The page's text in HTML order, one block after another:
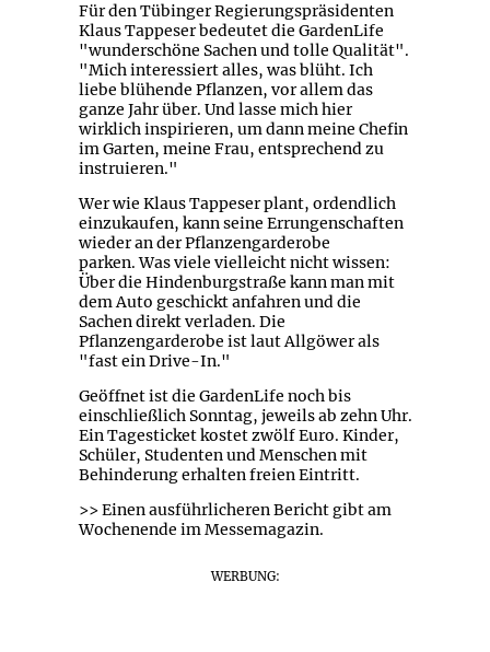
Für den Tübinger Regierungspräsidenten
Klaus Tappeser bedeutet die GardenLife
"wunderschöne Sachen und tolle Qualität".
"Mich interessiert alles, was blüht. Ich
liebe blühende Pflanzen, vor allem das
ganze Jahr über. Und lasse mich hier
wirklich inspirieren, um dann meine Chefin
im Garten, meine Frau, entsprechend zu
instruieren."
Wer wie Klaus Tappeser plant, ordendlich
einzukaufen, kann seine Errungenschaften
wieder an der Pflanzengarderobe
parken. Was viele vielleicht nicht wissen:
Über die Hindenburgstraße kann man mit
dem Auto geschickt anfahren und die
Sachen direkt verladen. Die
Pflanzengarderobe ist laut Allgöwer als
"fast ein Drive-In."
Geöffnet ist die GardenLife noch bis
einschließlich Sonntag, jeweils ab zehn Uhr.
Ein Tagesticket kostet zwölf Euro. Kinder,
Schüler, Studenten und Menschen mit
Behinderung erhalten freien Eintritt.
>> Einen ausführlicheren Bericht gibt am
Wochenende im Messemagazin.
WERBUNG: